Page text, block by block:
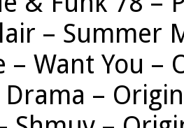
– Summer
– Want You –
–